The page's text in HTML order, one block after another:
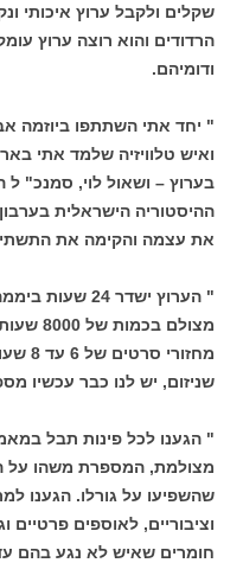
שקלים ולקבל ערוץ איכותי
הרדודים והוא רוצה ערוץ
ודומיהם.
" יחד אתי השתתפו ביוזמה
ואיש טלוויזיה שלמד אתי
בערוץ – ושאול לוי, סמנכ"
ההיסטוריה הישראלית
את עצמה והקימה את
" הערוץ ישדר
מצולם
שניזום, יש לנו כבר עכשיו
" הגענו לכל פינות תבל
מצולמת, המספרת משהו על
שהשפיעו על גורלו. הגענו
וציבוריים, לאוספים
חומרים שאיש לא נגע בהם